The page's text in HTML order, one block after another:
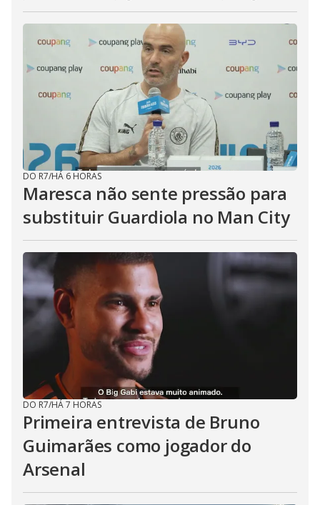
DO R7/HÁ 6 HORAS
Maresca não sente pressão para
substituir Guardiola no Man City
DO R7/HÁ 7 HORAS
Primeira entrevista de Bruno
Guimarães como jogador do
Arsenal